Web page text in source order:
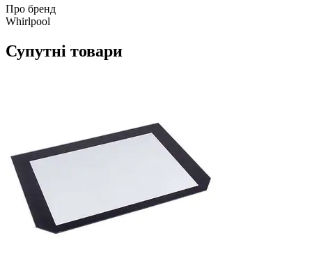
Про бренд
Whirlpool
Супутні товари